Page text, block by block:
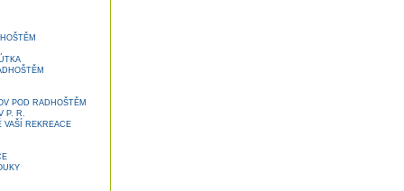
POD RADHOŠTĚM
P. R.
REKREACE